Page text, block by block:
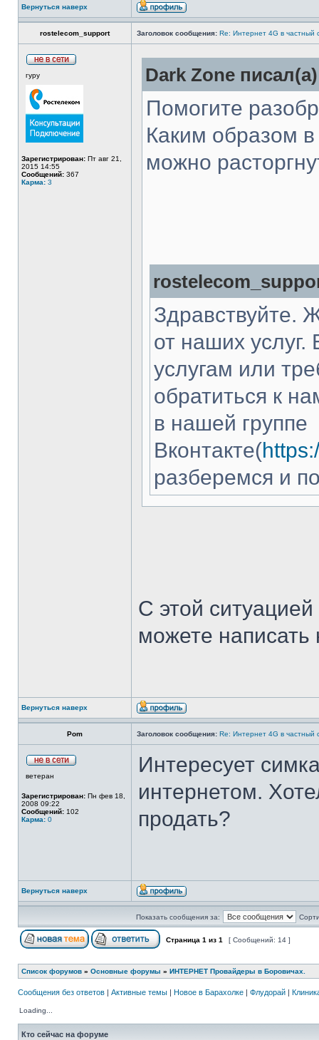
Вернуться наверх
rostelecom_support Заголовок сообщения: Re: Интернет 4G в частный
гуру
Зарегистрирован: Пт авг 21,
2015 14:55
Сообщений: 367
Карма: 3
Dark Zone
Помогите
Каким образом в
можно
Здравствуйте.
от наших
услугам или
обратиться к
в нашей группе
Вконтакте(
разберемся и
С этой
можете
Вернуться наверх
Pom Заголовок сообщения: Re: Интернет 4G в частный
ветеран
Зарегистрирован: Пн фев 18,
2008 09:22
Сообщений: 102
Карма: 0
Интересует
интернетом.
продать?
Вернуться наверх
Показать сообщения за:
Страница 1 из 1 [ Сообщений: 14 ]
Список форумов » Основные форумы » ИНТЕРНЕТ Провайдеры в Боровичах.
Сообщения без ответов | Активные темы | Новое в Барахолке | Флудорай |
Loading...
Кто сейчас на форуме